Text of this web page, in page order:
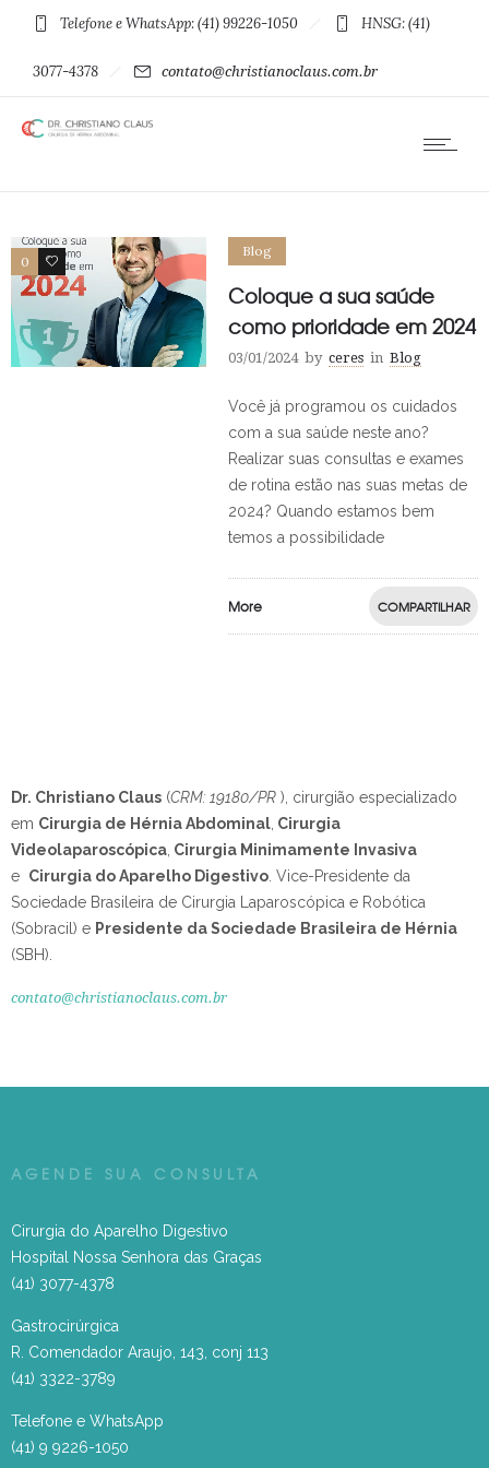
Telefone e WhatsApp: (41) 99226-1050 HNSG: (41)
3077-4378 contato@christianoclaus.com.br
0 0
Blog
Coloque a sua saúde
como prioridade em 2024
03/01/2024 by ceres in Blog
Você já programou os cuidados
com a sua saúde neste ano?
Realizar suas consultas e exames
de rotina estão nas suas metas de
2024? Quando estamos bem
temos a possibilidade
More COMPARTILHAR
Dr. Christiano Claus (CRM: 19180/PR ), cirurgião especializado
em Cirurgia de Hérnia Abdominal Cirurgia
Videolaparoscópica Cirurgia Minimamente Invasiva
e Cirurgia do Aparelho Digestivo Vice-Presidente da
Sociedade Brasileira de Cirurgia Laparoscópica e Robótica
(Sobracil) e Presidente da Sociedade Brasileira de Hérnia
(SBH).
contato@christianoclaus.com.br
AGENDE SUA CONSULTA
Cirurgia do Aparelho Digestivo
Hospital Nossa Senhora das Graças
(41) 3077-4378
Gastrocirúrgica
R. Comendador Araujo, 143, conj 113
(41) 3322-3789
Telefone e WhatsApp
(41) 9 9226-1050